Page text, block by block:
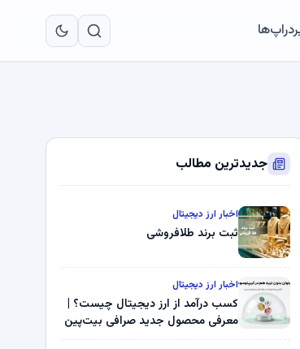
جدیدترین مطالب
اخبار ارز دیجیتال
ثبت برند طلافروشی
اخبار ارز دیجیتال
کسب درآمد از ارز دیجیتال چیست؟ |
معرفی محصول جدید صرافی بیت‌پین